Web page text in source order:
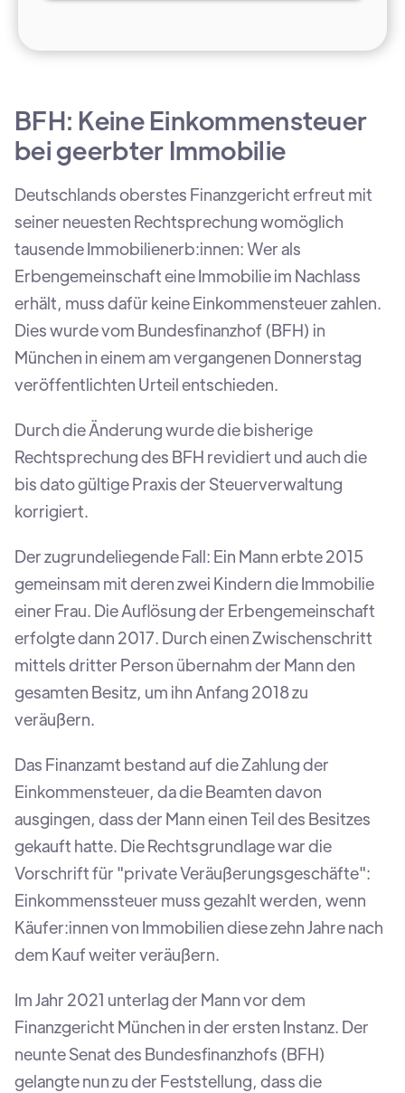
BFH: Keine Einkommensteuer
bei geerbter Immobilie
Deutschlands oberstes Finanzgericht erfreut mit
seiner neuesten Rechtsprechung womöglich
tausende Immobilienerb:innen: Wer als
Erbengemeinschaft eine Immobilie im Nachlass
erhält, muss dafür keine Einkommensteuer zahlen.
Dies wurde vom Bundesfinanzhof (BFH) in
München in einem am vergangenen Donnerstag
veröffentlichten Urteil entschieden.
Durch die Änderung wurde die bisherige
Rechtsprechung des BFH revidiert und auch die
bis dato gültige Praxis der Steuerverwaltung
korrigiert.
Der zugrundeliegende Fall: Ein Mann erbte 2015
gemeinsam mit deren zwei Kindern die Immobilie
einer Frau. Die Auflösung der Erbengemeinschaft
erfolgte dann 2017. Durch einen Zwischenschritt
mittels dritter Person übernahm der Mann den
gesamten Besitz, um ihn Anfang 2018 zu
veräußern.
Das Finanzamt bestand auf die Zahlung der
Einkommensteuer, da die Beamten davon
ausgingen, dass der Mann einen Teil des Besitzes
gekauft hatte. Die Rechtsgrundlage war die
Vorschrift für "private Veräußerungsgeschäfte":
Einkommenssteuer muss gezahlt werden, wenn
Käufer:innen von Immobilien diese zehn Jahre nach
dem Kauf weiter veräußern.
Im Jahr 2021 unterlag der Mann vor dem
Finanzgericht München in der ersten Instanz. Der
neunte Senat des Bundesfinanzhofs (BFH)
gelangte nun zu der Feststellung, dass die